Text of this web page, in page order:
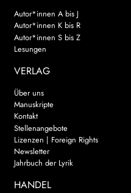
Autor*innen A bis J
Autor*innen K bis R
Autor*innen S bis Z
Lesungen
VERLAG
Über uns
Manuskripte
Kontakt
Stellenangebote
Lizenzen | Foreign Rights
Newsletter
Jahrbuch der Lyrik
HANDEL